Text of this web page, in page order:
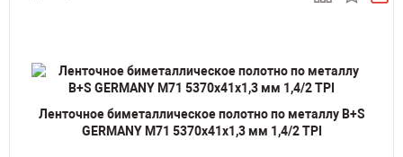
Ленточное биметаллическое полотно по металлу B+S
GERMANY M71 5370х41х1,3 мм 1,4/2 TPI